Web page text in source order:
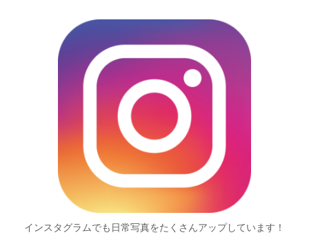
インスタグラムでも日常写真をたくさんアップしています！